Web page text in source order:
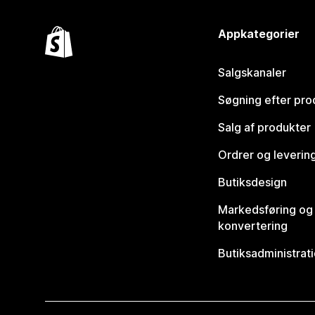
Appkategorier
Salgskanaler
Søgning efter
Salg af produkter
Ordrer og
Butiksdesign
Markedsføring og
konvertering